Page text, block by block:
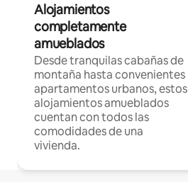
Alojamientos
completamente
amueblados
Desde tranquilas cabañas de
montaña hasta convenientes
apartamentos urbanos, estos
alojamientos amueblados
cuentan con todos las
comodidades de una
vivienda.